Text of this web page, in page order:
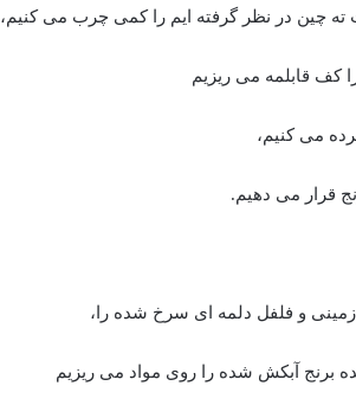
ته چین در نظر گرفته ایم را کمی چرب می کنیم،
قابلمه می ریزیم
می کنیم،
قرار می دهیم.
و فلفل دلمه ای سرخ شده را،
برنج آبکش شده را روی مواد می ریزیم